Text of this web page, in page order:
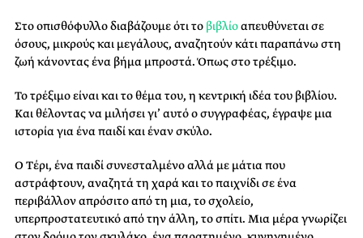
Στο οπισθόφυλλο διαβάζουμε ότι το βιβλίοαπευθύνεται σε
όσους, μικρούς και μεγάλους, αναζητούν κάτι παραπάνω στη
ζωή κάνοντας ένα βήμα μπροστά. Όπως στο τρέξιμο.
Το τρέξιμο είναι και το θέμα του, η κεντρική ιδέα του βιβλίου.
Και θέλοντας να μιλήσει γι’ αυτό ο συγγραφέας, έγραψε μια
ιστορία για ένα παιδί και έναν σκύλο.
Ο Τέρι, ένα παιδί συνεσταλμένο αλλά με μάτια που
αστράφτουν, αναζητά τη χαρά και το παιχνίδι σε ένα
περιβάλλον απρόσιτο από τη μια, το σχολείο,
υπερπροστατευτικό από την άλλη, το σπίτι. Μια μέρα γνωρίζει